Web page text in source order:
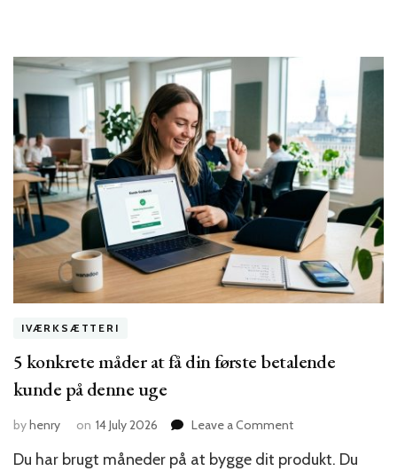
IVÆRKSÆTTERI
5 konkrete måder at få din første betalende
kunde på denne uge
by henry on 14 July 2026 Leave a Commenton
konkrete
Du har brugt måneder på at bygge dit produkt. Du